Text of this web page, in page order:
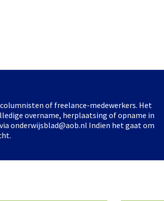
of freelance-medewerkers. Het
overname, herplaatsing of opname in
onderwijsblad@aob.nl Indien het gaat om